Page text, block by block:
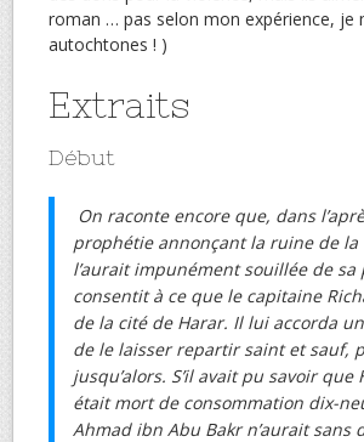
roman … pas selon mon expérience, je
autochtones ! )
Extraits
Début
On raconte encore que, dans
prophétie annonçant la ruine de
l’aurait impunément souillée de
consentit à ce que le capitaine
de la cité de Harar. Il lui accorda
de le laisser repartir saint et sauf,
jusqu’alors. S’il avait pu savoir
était mort de consommation dix-
Ahmad ibn Abu Bakr n’aurait sans